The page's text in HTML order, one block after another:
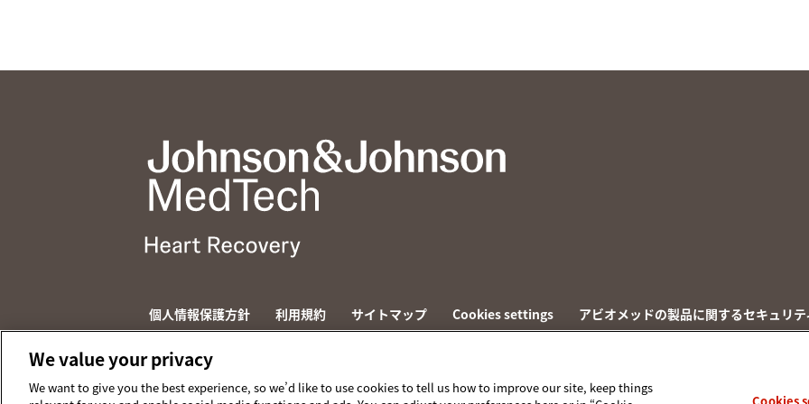
個人情報保護方針 利用規約 サイトマップ Cookies settings アビオメッドの製品に関するセキュリテ
© 2026 ABIOMED. All rights reserved.
We value your privacy
We want to give you the best experience, so we’d like to use cookies to tell us how to improve our site, keep things
Cookies